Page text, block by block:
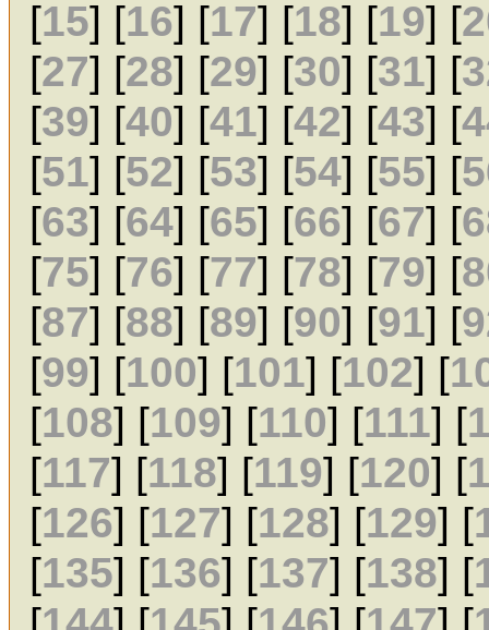
[15] [16] [17] [18] [19] [
[27] [28] [29] [30] [31] [
[39] [40] [41] [42] [43] [
[51] [52] [53] [54] [55] [
[63] [64] [65] [66] [67] [
[75] [76] [77] [78] [79] [
[87] [88] [89] [90] [91] [
[99] [100] [101] [102] [
[108] [109] [110] [111] [
[117] [118] [119] [120] [
[126] [127] [128] [129] [
[135] [136] [137] [138] [